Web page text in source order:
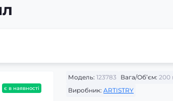
є в наявності
Модель: 123783 Вага/Об’єм: 200
Виробник: ARTISTRY